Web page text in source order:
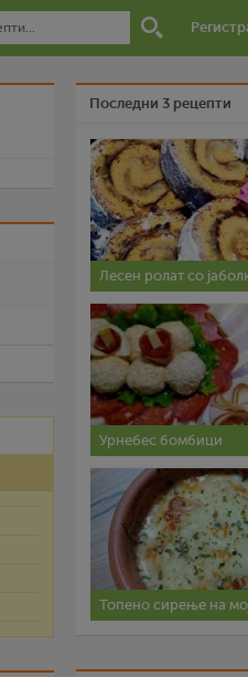
Последни 3 рецепти
Лесен ролат со
Урнебес бомбици
Топено сирење на